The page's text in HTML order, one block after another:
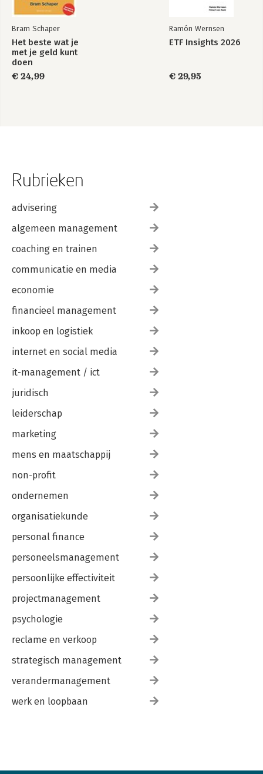
Bram Schaper
Het beste wat je
met je geld kunt
doen
€ 24,99
Ramón Wernsen
ETF Insights 2026
€ 29,95
Rubrieken
advisering
algemeen management
coaching en trainen
communicatie en media
economie
financieel management
inkoop en logistiek
internet en social media
it-management / ict
juridisch
leiderschap
marketing
mens en maatschappij
non-profit
ondernemen
organisatiekunde
personal finance
personeelsmanagement
persoonlijke effectiviteit
projectmanagement
psychologie
reclame en verkoop
strategisch management
verandermanagement
werk en loopbaan